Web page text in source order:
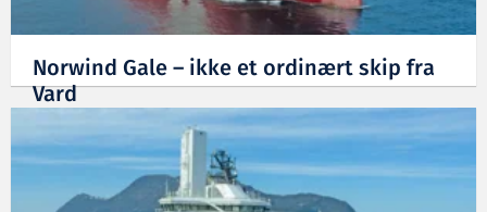
Norwind Gale – ikke et ordinært skip fra
Vard